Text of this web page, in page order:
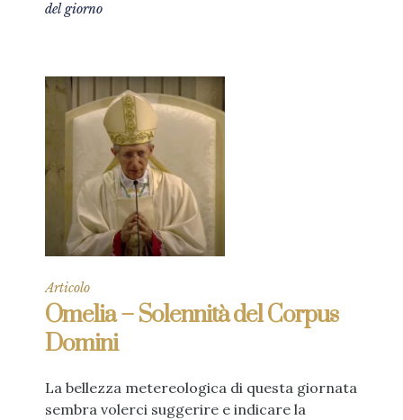
del giorno
Articolo
Omelia – Solennità del Corpus
Domini
La bellezza metereologica di questa giornata
sembra volerci suggerire e indicare la